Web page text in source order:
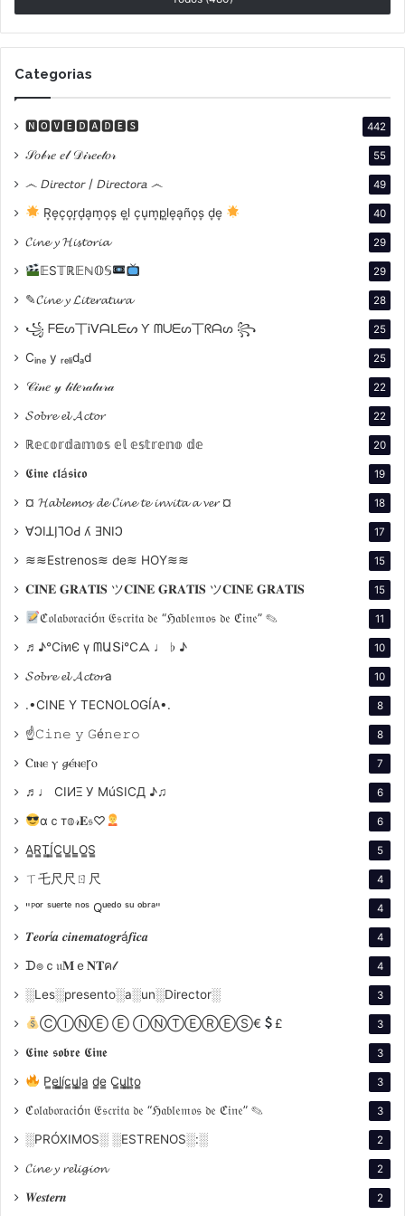
andando, y poco después fundó el grupoCine
Liberación
herramienta de denuncia social y de resistencia
Fernando Martín Peña y Roger Koza
La hora de los hornos: Cine militante y llamado a
la acción
En 1968, Solanas y Getino estrenaron
hornos, una obra emblemática del cine político
latinoamericano. Este documental-ensayo no solo
denunció la opresión imperialista y la dependencia
manifiesto político que llamaba a la acción
revolucionaria.
La película, dividida en capítulos, abordó temas como
necesidad de una emancipación cultural. Más allá de
su contenido,La hora de los hornos
lenguaje cinematográfico innovador, combinando
imágenes de archivo, entrevistas y una narrativa que
interpelaba directamente al espectador, buscando
En el contexto de una Argentina convulsionada por la
radicalización política y la violencia estatal,
La hora de
los hornos
se convirtió en una herramienta para la
militancia, marcando el compromiso de Solanas con la
transformación social.
Categorias
🅽🅾🆅🅴🅳🅰🅳🅴🆂 442
𝒮𝑜𝒷𝓇𝑒 𝑒𝓁 𝒟𝒾𝓇𝑒𝒸𝓉𝑜𝓇 55
෴ 𝘋𝘪𝘳𝘦𝘤𝘵𝘰𝘳 / 𝘋𝘪𝘳𝘦𝘤𝘵𝘰𝘳𝘢 ෴ 49
R͙e͙c͙o͙r͙d͙a͙m͙o͙s͙ e͙l͙ c͙u͙m͙p͙l͙e͙a͙ño͙s͙ d͙e͙ 40
𝓒𝓲𝓷𝓮 𝔂 𝓗𝓲𝓼𝓽𝓸𝓻𝓲𝓪 29
𝔼S𝕋ℝ𝔼ℕ𝕆𝕊 29
✎𝓒𝓲𝓷𝓮 𝔂 𝓛𝓲𝓽𝓮𝓻𝓪𝓽𝓾𝓻𝓪 28
꧁ ᖴᗴᔕ丅Ꭵᐯᗩᒪᗴᔕ Ƴ ᗰᑌᗴᔕ丅ᖇᗩᔕ ꧂ 25
Cᵢₙₑ y ᵣₑₗᵢdₐd 25
𝒞𝒾𝓃𝑒 𝓎 𝓁𝒾𝓉𝑒𝓇𝒶𝓉𝓊𝓇𝒶 22
𝓢𝓸𝓫𝓻𝓮 𝓮𝓵 𝓐𝓬𝓽𝓸𝓻 22
ℝ𝕖𝕔𝕠𝕣𝕕𝕒𝕞𝕠𝕤 𝕖𝕝 𝕖𝕤𝕥𝕣𝕖𝕟𝕠 𝕕𝕖 20
𝕮𝖎𝖓𝖊 𝖈𝖑á𝖘𝖎𝖈𝖔 19
¤ 𝓗𝓪𝓫𝓵𝓮𝓶𝓸𝓼 𝓭𝓮 𝓒𝓲𝓷𝓮 𝓽𝓮 𝓲𝓷𝓿𝓲𝓽𝓪 𝓪 𝓿𝓮𝓻 ¤ 18
∀ϽIꓕI̗⅂OԀ ʎ ƎNIϽ 17
≋≋Estrenos≋ de≋ HOY≋≋ 15
𝐂𝐈𝐍𝐄 𝐆𝐑𝐀𝐓𝐈𝐒 ツ𝐂𝐈𝐍𝐄 𝐆𝐑𝐀𝐓𝐈𝐒 ツ𝐂𝐈𝐍𝐄 𝐆𝐑𝐀𝐓𝐈𝐒 15
ℭ𝔬𝔩𝔞𝔟𝔬𝔯𝔞𝔠𝔦ó𝔫 𝔈𝔰𝔠𝔯𝔦𝔱𝔞 𝔡𝔢 “ℌ𝔞𝔟𝔩𝔢𝔪𝔬𝔰 𝔡𝔢 ℭ𝔦𝔫𝔢” ✎ 11
♬♪℃іทЄ ү ᗰԱՏі℃ᗋ ♩ ♭ ♪ 10
𝓢𝓸𝓫𝓻𝓮 𝓮𝓵 𝓐𝓬𝓽𝓸𝓻a 10
.•CINE Y TECNOLOGÍA•. 8
☝𝙲𝚒𝚗𝚎 𝚢 𝙶é𝚗𝚎𝚛𝚘 8
Ⲥⲓⲛⲉ ⲩ 𝓰ⲉ́ⲛⲉꞅⲟ 7
♬♩ CIИΞ У MúSICД ♪♫ 6
αｃт𝕠𝓇𝐄𝔰♡ 6
A̳R̳T̳Í̳C̳U̳L̳O̳S̳ 5
ㄒ乇尺尺ㄖ尺 4
"ᴾᵒʳ ˢᵘᵉʳᵗᵉ ⁿᵒˢ Qᵘᵉᵈᵒ ˢᵘ ᵒᵇʳᵃ" 4
𝑻𝒆𝒐𝒓í𝒂 𝒄𝒊𝒏𝒆𝒎𝒂𝒕𝒐𝒈𝒓á𝒇𝒊𝒄𝒂 4
ᗪ๏ｃ𝔲𝐌ｅ𝐍𝐓ค𝓁 4
░Les░presento░a░un░Director░ 3
ⒸⒾⓃⒺ Ⓔ ⒾⓃⓉⒺⓇⒺⓈ€ £ 3
𝕮𝖎𝖓𝖊 𝖘𝖔𝖇𝖗𝖊 𝕮𝖎𝖓𝖊 3
P̳e̳l̳í̳c̳u̳l̳a̳ d̳e̳ C̳u̳l̳t̳o̳ 3
ℭ𝔬𝔩𝔞𝔟𝔬𝔯𝔞𝔠𝔦ó𝔫 𝔈𝔰𝔠𝔯𝔦𝔱𝔞 𝔡𝔢 “ℌ𝔞𝔟𝔩𝔢𝔪𝔬𝔰 𝔡𝔢 ℭ𝔦𝔫𝔢” ✎ 3
░PRÓXIMOS░ ░ESTRENOS░:░ 2
𝓒𝓲𝓷𝓮 𝔂 𝓻𝓮𝓵𝓲𝓰𝓲𝓸𝓷 2
𝑾𝒆𝒔𝒕𝒆𝒓𝒏 2